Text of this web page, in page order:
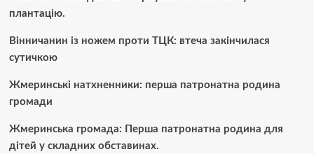
плантацію.
Вінничанин із ножем проти ТЦК: втеча закінчилася
сутичкою
Жмеринські натхненники: перша патронатна родина
громади
Жмеринська громада: Перша патронатна родина для
дітей у складних обставинах.